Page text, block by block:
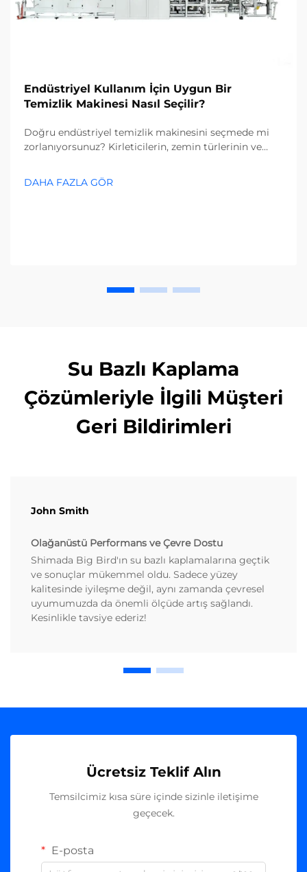
Endüstriyel Kullanım İçin Uygun Bir
Temizlik Makinesi Nasıl Seçilir?
Doğru endüstriyel temizlik makinesini seçmede mi
zorlanıyorsunuz? Kirleticilerin, zemin türlerinin ve
keşfedin. Maliyetleri azaltın ve verimliliği artırın—
şimdi tam rehberi edinin.
DAHA FAZLA GÖR
Su Bazlı Kaplama
Çözümleriyle İlgili Müşteri
Geri Bildirimleri
John Smith
Olağanüstü Performans ve Çevre Dostu
Shimada Big Bird'ın su bazlı kaplamalarına geçtik
ve sonuçlar mükemmel oldu. Sadece yüzey
kalitesinde iyileşme değil, aynı zamanda çevresel
uyumumuzda da önemli ölçüde artış sağlandı.
Kesinlikle tavsiye ederiz!
Ücretsiz Teklif Alın
Temsilcimiz kısa süre içinde sizinle iletişime
geçecek.
E-posta